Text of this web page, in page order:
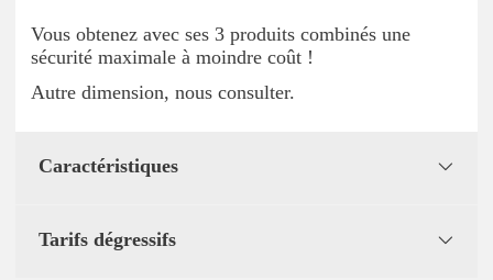
Vous obtenez avec ses 3 produits combinés une
sécurité maximale à moindre coût !
Autre dimension, nous consulter.
Caractéristiques
Tarifs dégressifs